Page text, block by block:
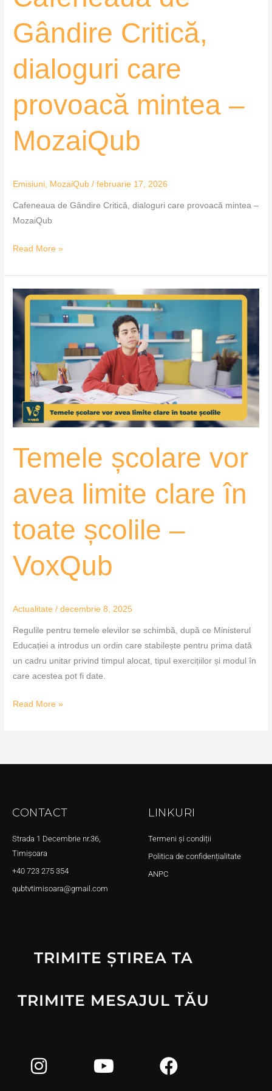
Gândire Critică,
dialoguri care
provoacă mintea –
MozaiQub
Emisiuni MozaiQub /februarie 17, 2026
Cafeneaua de Gândire Critică, dialoguri care provoacă mintea –
MozaiQub
Read More »
Temele școlare vor
avea limite clare în
toate școlile –
VoxQub
Actualitate /decembrie 8, 2025
Regulile pentru temele elevilor se schimbă, după ce Ministerul
Educației a introdus un ordin care stabilește pentru prima dată
un cadru unitar privind timpul alocat, tipul exercițiilor și modul în
care acestea pot fi date.
Temele
școlare
clare
în
toate
școlile
VoxQub
Read More »
CONTACT
Strada 1 Decembrie nr.36,
Timișoara
+40 723 275 354
qubtvtimisoara@gmail.com
LINKURI
Termeni și condiții
Politica de confidențialitate
ANPC
TRIMITE ȘTIREA TA
TRIMITE MESAJUL TĂU